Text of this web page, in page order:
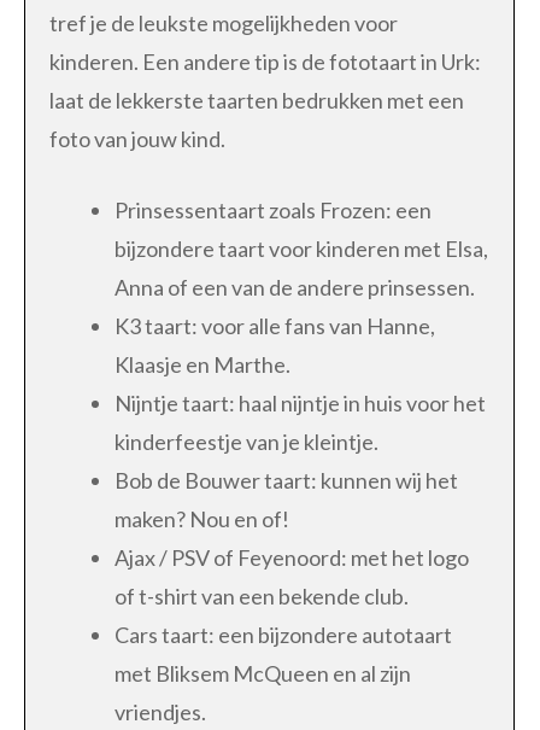
tref je de leukste mogelijkheden voor
kinderen. Een andere tip is de fototaart in Urk:
laat de lekkerste taarten bedrukken met een
foto van jouw kind.
Prinsessentaart zoals Frozen: een
bijzondere taart voor kinderen met Elsa,
Anna of een van de andere prinsessen.
K3 taart: voor alle fans van Hanne,
Klaasje en Marthe.
Nijntje taart: haal nijntje in huis voor het
kinderfeestje van je kleintje.
Bob de Bouwer taart: kunnen wij het
maken? Nou en of!
Ajax / PSV of Feyenoord: met het logo
of t-shirt van een bekende club.
Cars taart: een bijzondere autotaart
met Bliksem McQueen en al zijn
vriendjes.